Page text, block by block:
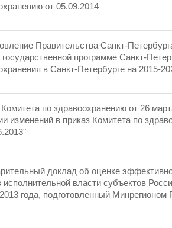
oт 05.09.2014
Правительства Санкт-
программе Санкт-
в Санкт-Петербурге на 2015-
по здравоохранению от 26
изменений в приказ Комитета по
доклад об оценке
исполнительной власти субъектов
года, подготовленный Минрегионом